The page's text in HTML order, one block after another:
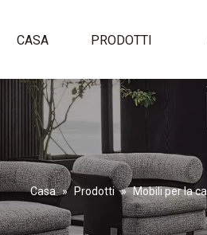
CASA PRODOTTI
Casa » Prodotti » Mobili per la